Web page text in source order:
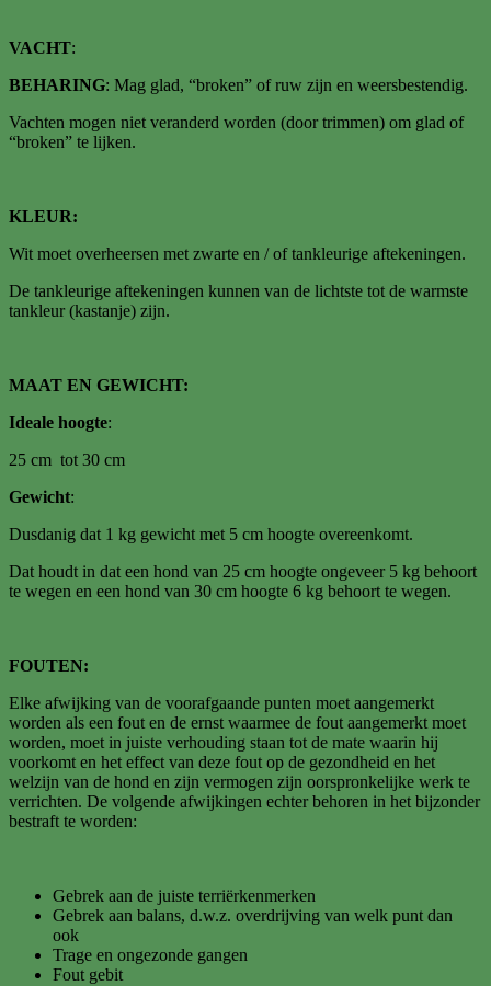
VACHT:
BEHARING: Mag glad, “broken” of ruw zijn en weersbestendig.
Vachten mogen niet veranderd worden (door trimmen) om glad of
“broken” te lijken.
KLEUR:
Wit moet overheersen met zwarte en / of tankleurige aftekeningen.
De tankleurige aftekeningen kunnen van de lichtste tot de warmste
tankleur (kastanje) zijn.
MAAT EN GEWICHT:
Ideale hoogte:
25 cm tot 30 cm
Gewicht:
Dusdanig dat 1 kg gewicht met 5 cm hoogte overeenkomt.
Dat houdt in dat een hond van 25 cm hoogte ongeveer 5 kg behoort
te wegen en een hond van 30 cm hoogte 6 kg behoort te wegen.
FOUTEN:
Elke afwijking van de voorafgaande punten moet aangemerkt
worden als een fout en de ernst waarmee de fout aangemerkt moet
worden, moet in juiste verhouding staan tot de mate waarin hij
voorkomt en het effect van deze fout op de gezondheid en het
welzijn van de hond en zijn vermogen zijn oorspronkelijke werk te
verrichten. De volgende afwijkingen echter behoren in het bijzonder
bestraft te worden:
Gebrek aan de juiste terriërkenmerken
Gebrek aan balans, d.w.z. overdrijving van welk punt dan
ook
Trage en ongezonde gangen
Fout gebit